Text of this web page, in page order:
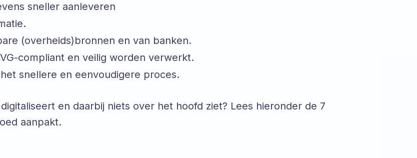
sneller aanleveren
(overheids)bronnen en van banken.
compliant en veilig worden verwerkt.
snellere en eenvoudigere proces.
en daarbij niets over het hoofd ziet? Lees hieronder de 7
aanpakt.